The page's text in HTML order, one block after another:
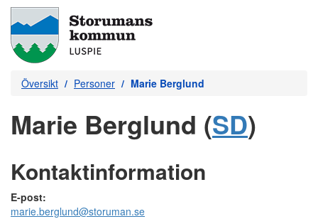
Översikt Personer Marie Berglund
Marie Berglund (SD)
Kontaktinformation
E-post:
marie.berglund@storuman.se